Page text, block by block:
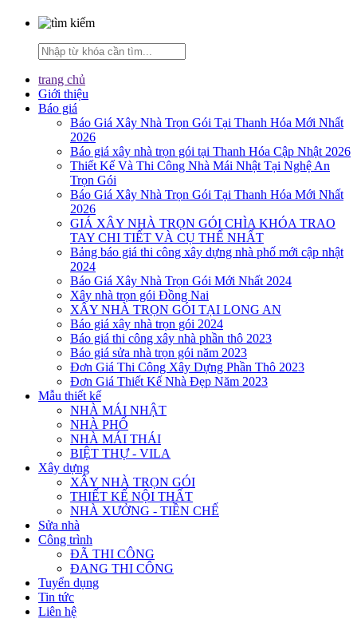
trang chủ
Giới thiệu
Báo giá
Báo Giá Xây Nhà Trọn Gói Tại Thanh Hóa Mới Nhất
2026
Báo giá xây nhà trọn gói tại Thanh Hóa Cập Nhật 2026
Thiết Kế Và Thi Công Nhà Mái Nhật Tại Nghệ An
Trọn Gói
Báo Giá Xây Nhà Trọn Gói Tại Thanh Hóa Mới Nhất
2026
GIÁ XÂY NHÀ TRỌN GÓI CHÌA KHÓA TRAO
TAY CHI TIẾT VÀ CỤ THỂ NHẤT
Bảng báo giá thi công xây dựng nhà phố mới cập nhật
2024
Báo Giá Xây Nhà Trọn Gói Mới Nhất 2024
Xây nhà trọn gói Đồng Nai
XÂY NHÀ TRỌN GÓI TẠI LONG AN
Báo giá xây nhà trọn gói 2024
Báo giá thi công xây nhà phần thô 2023
Báo giá sửa nhà trọn gói năm 2023
Đơn Giá Thi Công Xây Dựng Phần Thô 2023
Đơn Giá Thiết Kế Nhà Đẹp Năm 2023
Mẫu thiết kế
NHÀ MÁI NHẬT
NHÀ PHỐ
NHÀ MÁI THÁI
BIỆT THỰ - VILA
Xây dựng
XÂY NHÀ TRỌN GÓI
THIẾT KẾ NỘI THẤT
NHÀ XƯỞNG - TIỀN CHẾ
Sửa nhà
Công trình
ĐÃ THI CÔNG
ĐANG THI CÔNG
Tuyển dụng
Tin tức
Liên hệ